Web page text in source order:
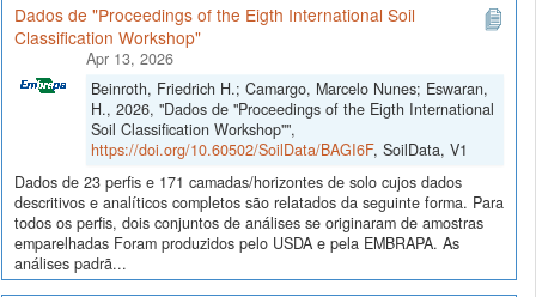
Dados de "Proceedings of the Eigth International Soil
Classification Workshop"
Apr 13, 2026
Beinroth, Friedrich H.; Camargo, Marcelo Nunes; Eswaran,
H., 2026, "Dados de "Proceedings of the Eigth International
Soil Classification Workshop"",
https://doi.org/10.60502/SoilData/BAGI6F, SoilData, V1
Dados de 23 perfis e 171 camadas/horizontes de solo cujos dados
descritivos e analíticos completos são relatados da seguinte forma. Para
todos os perfis, dois conjuntos de análises se originaram de amostras
emparelhadas Foram produzidos pelo USDA e pela EMBRAPA. As
análises padrã...